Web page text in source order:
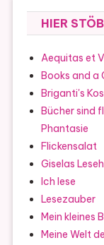
HIER
Aequitas et
Books and a
Briganti's
Bücher sind
Phantasie
Flickensalat
Giselas
Ich lese
Lesezauber
Mein kleines
Meine Welt